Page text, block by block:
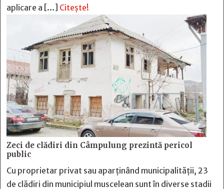
aplicare a […] Citește!
Zeci de clădiri din Câmpulung prezintă pericol
public
Cu proprietar privat sau aparținând municipalității, 23
de clădiri din municipiul muscelean sunt în diverse stadii